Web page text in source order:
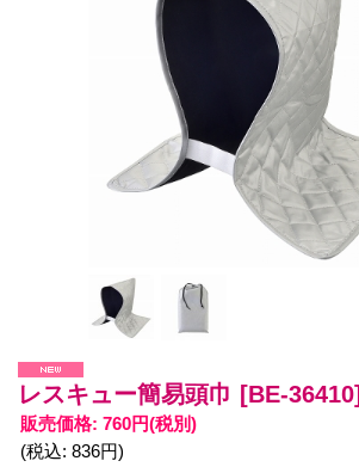
レスキュー簡易頭巾 [BE-36410]
販売価格: 760円(税別)
(税込: 836円)